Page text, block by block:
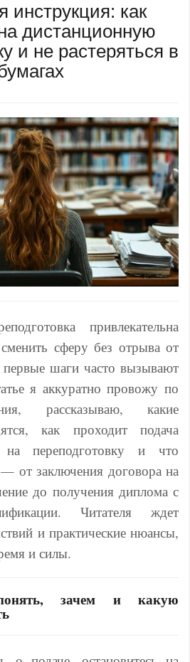
инструкция: как
дистанционную
и не растеряться в
привлекательна
сферу без отрыва от
шаги часто вызывают
я аккуратно провожу по
рассказываю, какие
как проходит подача
на переподготовку и что
от заключения договора на
до получения диплома с
Читателя ждет
и практические нюансы,
и силы.
зачем и какую